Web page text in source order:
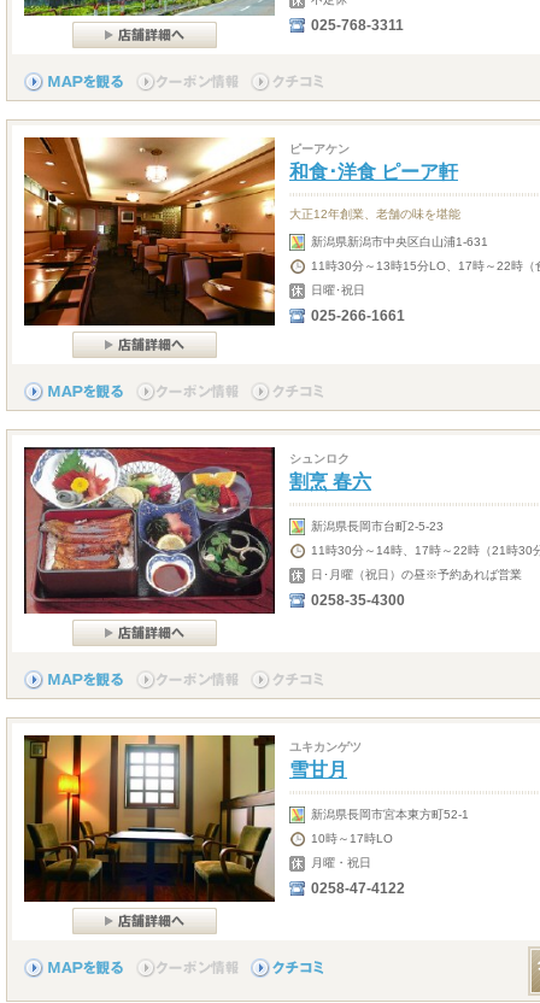
025-768-3311
ピーアケン
和食･洋食 ピーア軒
大正12年創業、老舗の味を堪能
新潟県新潟市中央区白山浦1-631
11時30分～13時15分LO、17時～22時（
日曜･祝日
025-266-1661
シュンロク
割烹 春六
新潟県長岡市台町2-5-23
11時30分～14時、17時～22時（21時30
日･月曜（祝日）の昼※予約あれば営業
0258-35-4300
ユキカンゲツ
雪甘月
新潟県長岡市宮本東方町52-1
10時～17時LO
月曜・祝日
0258-47-4122